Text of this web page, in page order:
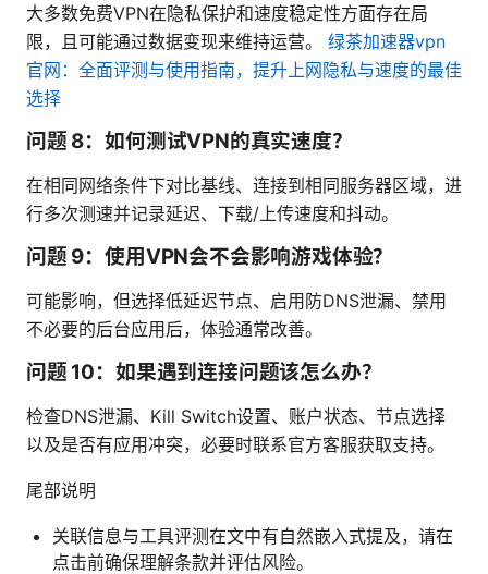
大多数免费VPN在隐私保护和速度稳定性方面存在局
限，且可能通过数据变现来维持运营。 绿茶加速器vpn
官网：全面评测与使用指南，提升上网隐私与速度的最佳
选择
问题 8：如何测试VPN的真实速度？
在相同网络条件下对比基线、连接到相同服务器区域，进
行多次测速并记录延迟、下载/上传速度和抖动。
问题 9：使用VPN会不会影响游戏体验？
可能影响，但选择低延迟节点、启用防DNS泄漏、禁用
不必要的后台应用后，体验通常改善。
问题 10：如果遇到连接问题该怎么办？
检查DNS泄漏、Kill Switch设置、账户状态、节点选择
以及是否有应用冲突，必要时联系官方客服获取支持。
尾部说明
关联信息与工具评测在文中有自然嵌入式提及，请在
点击前确保理解条款并评估风险。